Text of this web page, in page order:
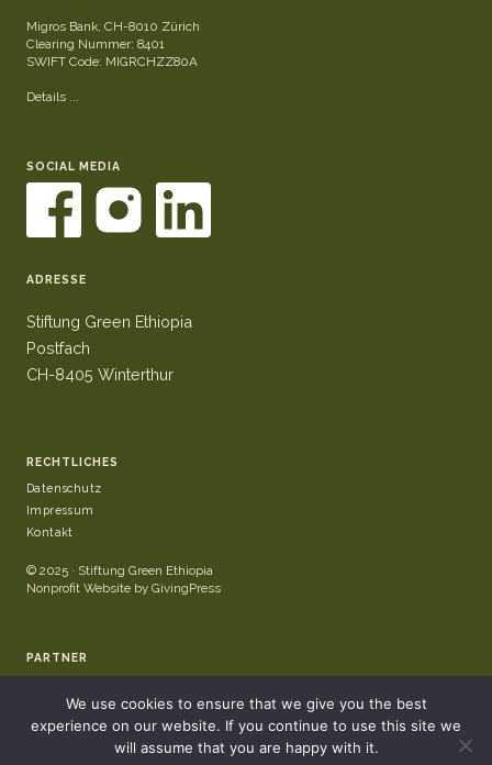
Migros Bank, CH-8010 Zürich
Clearing Nummer: 8401
SWIFT Code: MIGRCHZZ80A
Details ...
SOCIAL MEDIA
ADRESSE
Stiftung Green Ethiopia
Postfach
CH-8405 Winterthur
RECHTLICHES
Datenschutz
Impressum
Kontakt
© 2025 · Stiftung Green Ethiopia
Nonprofit Website by GivingPress
PARTNER
We use cookies to ensure that we give you the best
experience on our website. If you continue to use this site we
will assume that you are happy with it.